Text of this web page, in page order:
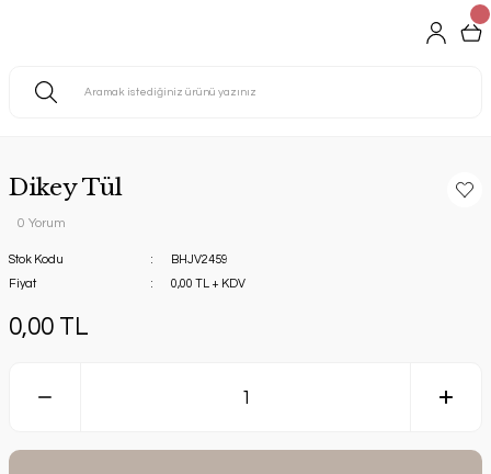
Dikey Tül
0 Yorum
Stok Kodu
BHJV2459
Fiyat
0,00 TL + KDV
0,00 TL